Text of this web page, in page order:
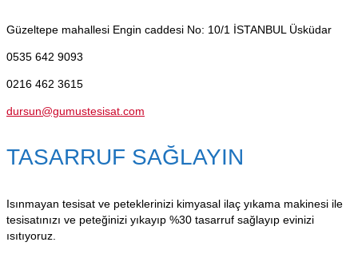
Güzeltepe mahallesi Engin caddesi No: 10/1 İSTANBUL Üsküdar
0535 642 9093
0216 462 3615
dursun@gumustesisat.com
TASARRUF SAĞLAYIN
Isınmayan tesisat ve peteklerinizi kimyasal ilaç yıkama makinesi ile
tesisatınızı ve peteğinizi yıkayıp %30 tasarruf sağlayıp evinizi
ısıtıyoruz.